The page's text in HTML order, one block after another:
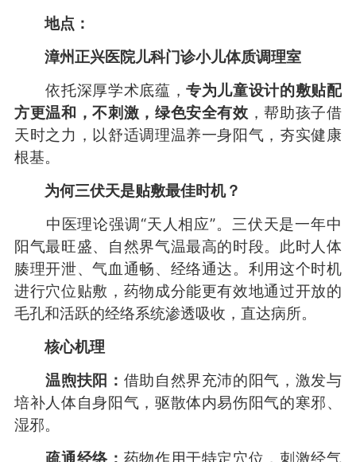
地点：
漳州正兴医院儿科门诊小儿体质调理室
依托深厚学术底蕴，专为儿童设计的敷贴配
方更温和，不刺激，绿色安全有效 ，帮助孩子借
天时之力，以舒适调理温养一身阳气，夯实健康
根基。
为何三伏天是贴敷最佳时机？
中医理论强调“天人相应”。三伏天是一年中
阳气最旺盛、自然界气温最高的时段。此时人体
腠理开泄、气血通畅、经络通达。利用这个时机
进行穴位贴敷，药物成分能更有效地通过开放的
毛孔和活跃的经络系统渗透吸收，直达病所。
核心机理
温煦扶阳： 借助自然界充沛的阳气，激发与
培补人体自身阳气，驱散体内易伤阳气的寒邪、
湿邪。
疏通经络： 药物作用于特定穴位，刺激经气